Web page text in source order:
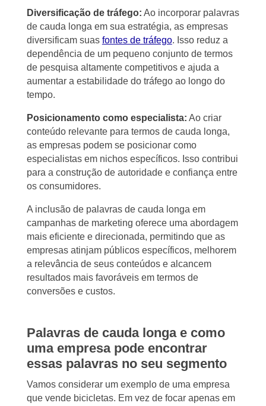
Diversificação de tráfego: Ao incorporar palavras
de cauda longa em sua estratégia, as empresas
diversificam suas fontes de tráfego. Isso reduz a
dependência de um pequeno conjunto de termos
de pesquisa altamente competitivos e ajuda a
aumentar a estabilidade do tráfego ao longo do
tempo.
Posicionamento como especialista: Ao criar
conteúdo relevante para termos de cauda longa,
as empresas podem se posicionar como
especialistas em nichos específicos. Isso contribui
para a construção de autoridade e confiança entre
os consumidores.
A inclusão de palavras de cauda longa em
campanhas de marketing oferece uma abordagem
mais eficiente e direcionada, permitindo que as
empresas atinjam públicos específicos, melhorem
a relevância de seus conteúdos e alcancem
resultados mais favoráveis em termos de
conversões e custos.
Palavras de cauda longa e como
uma empresa pode encontrar
essas palavras no seu segmento
Vamos considerar um exemplo de uma empresa
que vende bicicletas. Em vez de focar apenas em